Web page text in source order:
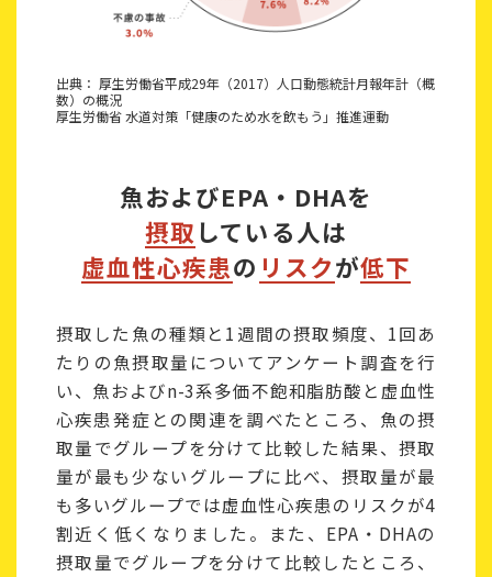
出典： 厚生労働省平成29年（2017）人口動態統計月報年計（概
数）の概況
厚生労働省 水道対策「健康のため水を飲もう」推進運動
魚およびEPA・DHAを
摂取 している人は
虚血性心疾患の リスクが低下
摂取した魚の種類と1週間の摂取頻度、1回あ
たりの魚摂取量についてアンケート調査を行
い、魚およびn-3系多価不飽和脂肪酸と虚血性
心疾患発症との関連を調べたところ、魚の摂
取量でグループを分けて比較した結果、摂取
量が最も少ないグループに比べ、摂取量が最
も多いグループでは虚血性心疾患のリスクが4
割近く低くなりました。また、EPA・DHAの
摂取量でグループを分けて比較したところ、